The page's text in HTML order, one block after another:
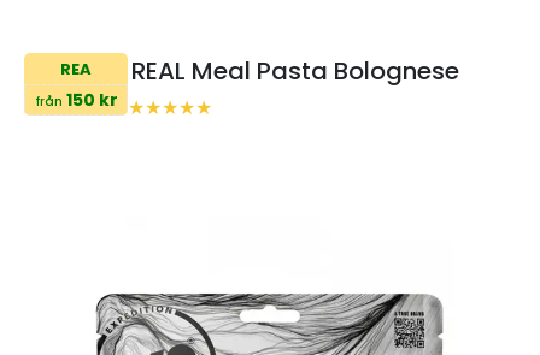
REA
från 150 kr
REAL Meal Pasta Bolognese